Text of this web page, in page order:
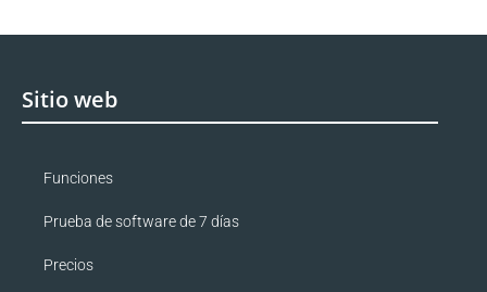
Sitio web
Funciones
Prueba de software de 7 días
Precios